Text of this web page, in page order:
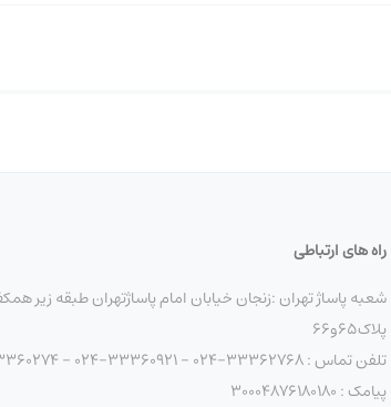
راه های ارتباطی
شعبه پاساژ تهران :زنجان خیابان امام پاساژتهران طبقه زیر
پلاک۶۵و۶۶
تلفن تماس : 33362768-024 - 33360921-024 - 33360274-024
پیامک : ۳۰۰۰۴۸۷۶۱۸۰۱۸۰